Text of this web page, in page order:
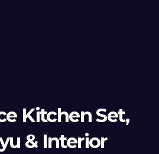
Kitchen Set,
& Interior